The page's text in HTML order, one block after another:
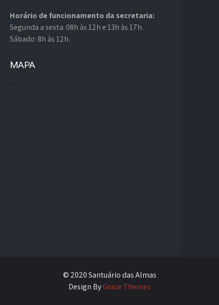
Horário de funcionamento da secretaria:
Segunda a sexta: 08h às 12h e 13h às 17h.
Sábado: 8h às 12h.
MAPA
© 2020 Santuário das Almas
Design ByGrace Themes